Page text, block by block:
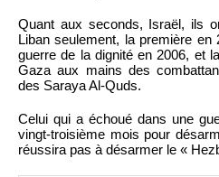
Quant aux seconds, Israël, ils
Liban seulement, la première
guerre de la dignité en 2006, et
Gaza aux mains des
des Saraya Al-Quds.
Celui qui a échoué dans une
vingt-troisième mois pour
réussira pas à désarmer le «